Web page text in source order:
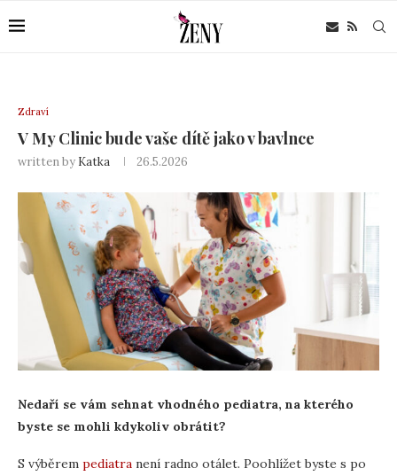
Zdraví
V My Clinic bude vaše dítě jako v bavlnce
written by Katka 26.5.2026
Nedaří se vám sehnat vhodného pediatra, na kterého
byste se mohli kdykoliv obrátit?
S výběrem pediatra není radno otálet. Poohlížet byste s po